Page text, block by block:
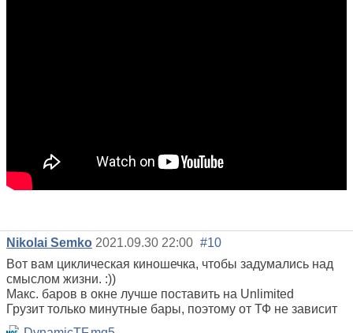
Nikolai Semko 2021.09.30 22:00 #10
Вот вам циклическая киношечка, чтобы задумались над
смыслом жизни. :))
Макс. баров в окне лучше поставить на Unlimited
Грузит только минутные бары, поэтому от ТФ не зависит